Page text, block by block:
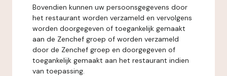
Bovendien kunnen uw persoonsgegevens door
het restaurant worden verzameld en vervolgens
worden doorgegeven of toegankelijk gemaakt
aan de Zenchef groep of worden verzameld
door de Zenchef groep en doorgegeven of
toegankelijk gemaakt aan het restaurant indien
van toepassing.